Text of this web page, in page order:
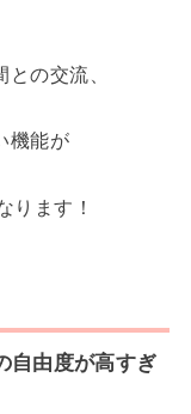
の交流、
機能が
ります！
自由度が高すぎ